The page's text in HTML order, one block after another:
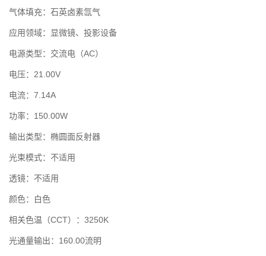
气体填充：石英卤素氙气
应用领域：显微镜、投影设备
电源类型：交流电（AC）
电压：21.00V
电流：7.14A
功率：150.00W
输出类型：椭圆面反射器
光束模式：不适用
透镜：不适用
颜色：白色
相关色温（CCT）：3250K
光通量输出：160.00流明